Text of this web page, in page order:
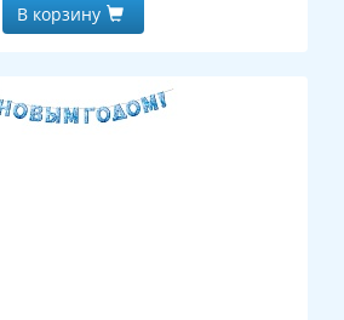
В корзину